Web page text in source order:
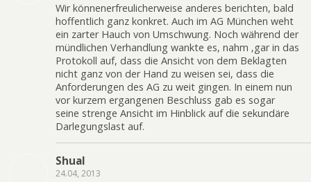
Wir könnenerfreulicherweise anderes berichten, bald
hoffentlich ganz konkret. Auch im AG München weht
ein zarter Hauch von Umschwung. Noch während der
mündlichen Verhandlung wankte es, nahm ‚gar in das
Protokoll auf, dass die Ansicht von dem Beklagten
nicht ganz von der Hand zu weisen sei, dass die
Anforderungen des AG zu weit gingen. In einem nun
vor kurzem ergangenen Beschluss gab es sogar
seine strenge Ansicht im Hinblick auf die sekundäre
Darlegungslast auf.
Shual
24.04, 2013